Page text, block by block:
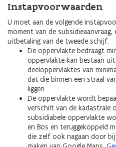
Instapvoorwaarden
U moet aan de volgende
moment van de
uitbetaling van de tweede schijf.
De oppervlakte bedraagt
oppervlakte kan bestaan
deeloppervlaktes van
dat die binnen een straal
liggen.
De oppervlakte wordt
verschilt van de kadastrale
subsidiabele oppervlakte
en Bos en teruggekoppeld
die zelf ook nagaan door